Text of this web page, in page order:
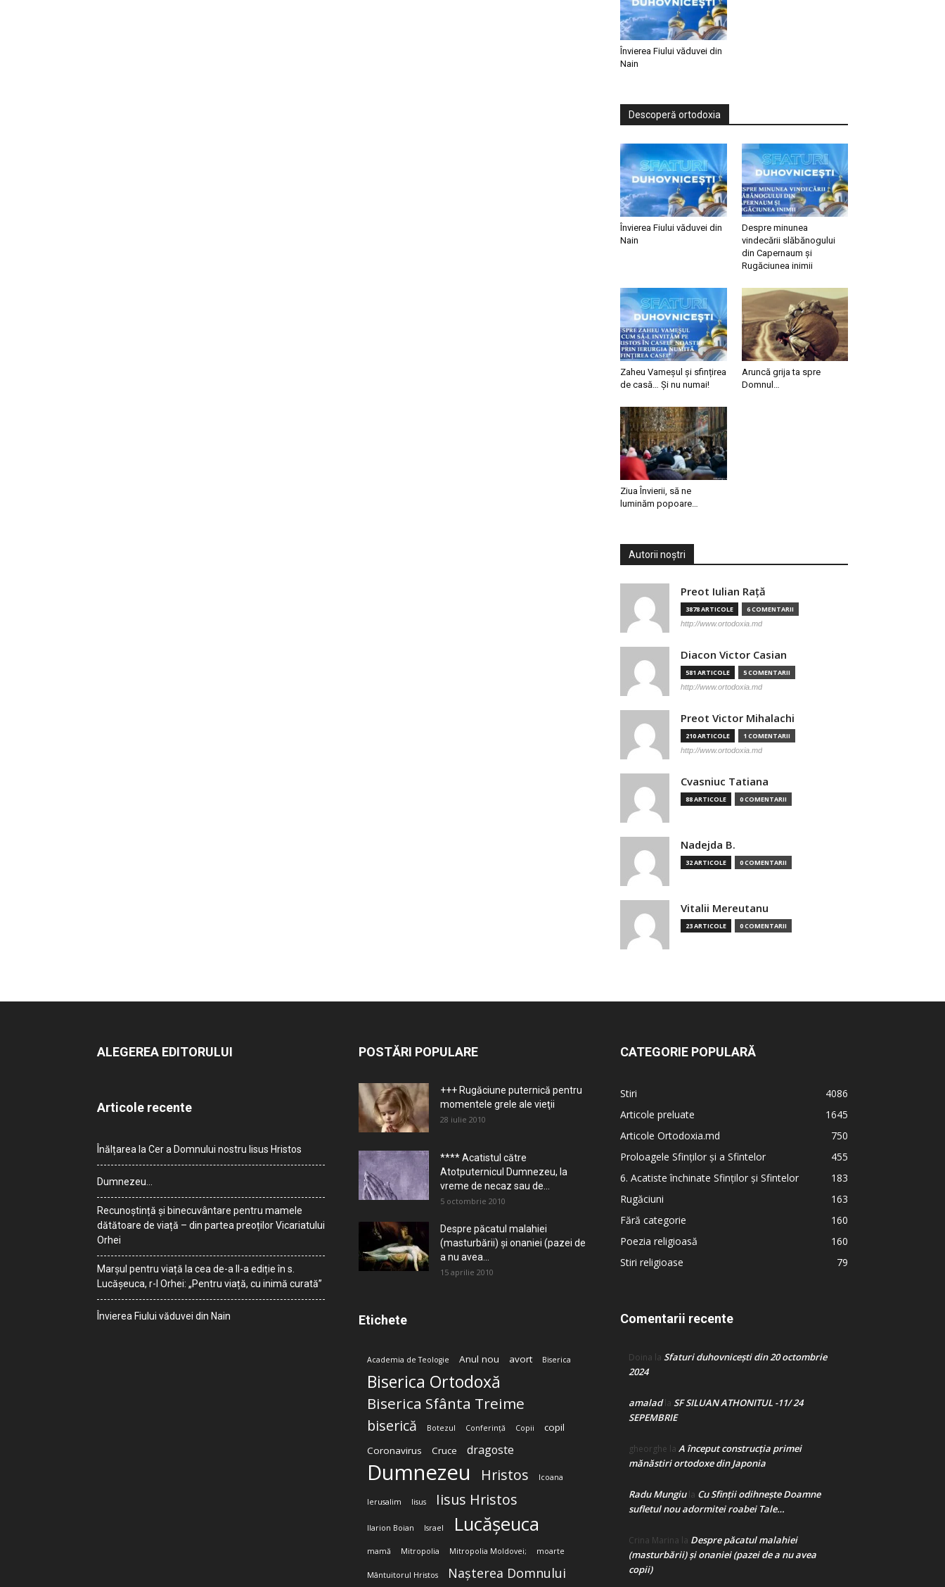
Învierea Fiului văduvei din
Nain
Descoperă ortodoxia
Învierea Fiului văduvei din
Nain
Despre minunea
vindecării slăbănogului
din Capernaum și
Rugăciunea inimii
Zaheu Vameșul și sfințirea
de casă… Și nu numai!
Aruncă grija ta spre
Domnul…
Ziua Învierii, să ne
luminăm popoare…
Autorii noștri
Preot Iulian Raţă
3878 ARTICOLE 6 COMENTARII
http://www.ortodoxia.md
Diacon Victor Casian
581 ARTICOLE 5 COMENTARII
http://www.ortodoxia.md
Preot Victor Mihalachi
210 ARTICOLE 1 COMENTARII
http://www.ortodoxia.md
Cvasniuc Tatiana
88 ARTICOLE 0 COMENTARII
Nadejda B.
32 ARTICOLE 0 COMENTARII
Vitalii Mereutanu
23 ARTICOLE 0 COMENTARII
ALEGEREA EDITORULUI
Articole recente
Înălțarea la Cer a Domnului nostru Iisus Hristos
Dumnezeu…
Recunoștință și binecuvântare pentru mamele
dătătoare de viață – din partea preoților Vicariatului
Orhei
Marșul pentru viață la cea de-a II-a ediție în s.
Lucășeuca, r-l Orhei: „Pentru viață, cu inimă curată”
Învierea Fiului văduvei din Nain
POSTĂRI POPULARE
+++ Rugăciune puternică pentru
momentele grele ale vieţii
28 iulie 2010
**** Acatistul către
Atotputernicul Dumnezeu, la
vreme de necaz sau de...
5 octombrie 2010
Despre păcatul malahiei
(masturbării) şi onaniei (pazei de
a nu avea...
15 aprilie 2010
Etichete
Academia de Teologie Anul nou avort Biserica
Biserica Ortodoxă
Biserica Sfânta Treime
biserică Botezul Conferință Copii
copil
Coronavirus
Cruce dragoste
Dumnezeu Hristos Icoana
Ierusalim Iisus Iisus Hristos
Ilarion Boian Israel Lucășeuca
mamă Mitropolia Mitropolia Moldovei; moarte
Mântuitorul Hristos Nașterea Domnului
CATEGORIE POPULARĂ
Stiri
4086
Articole preluate
1645
Articole Ortodoxia.md
750
Proloagele Sfinților și a Sfintelor
455
6. Acatiste închinate Sfinților și Sfintelor
183
Rugăciuni
163
Fără categorie
160
Poezia religioasă
160
Stiri religioase
79
Comentarii recente
Doina la Sfaturi duhovnicești din 20 octombrie
2024
amaladla SF SILUAN ATHONITUL -11/ 24
SEPEMBRIE
gheorghe la A început construcţia primei
mănăstiri ortodoxe din Japonia
Radu Mungiula Cu Sfinții odihnește Doamne
sufletul nou adormitei roabei Tale…
Crina Marina la Despre păcatul malahiei
(masturbării) şi onaniei (pazei de a nu avea
copii)